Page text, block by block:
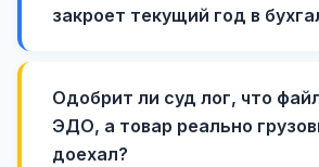
закроет текущий год в
Одобрит ли суд лог, что
ЭДО, а товар реально
доехал?